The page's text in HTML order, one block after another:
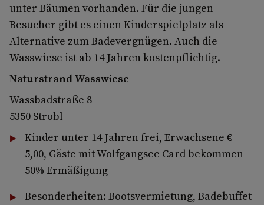
unter Bäumen vorhanden. Für die jungen
Besucher gibt es einen Kinderspielplatz als
Alternative zum Badevergnügen. Auch die
Wasswiese ist ab 14 Jahren kostenpflichtig.
Naturstrand Wasswiese
Wassbadstraße 8
5350 Strobl
Kinder unter 14 Jahren frei, Erwachsene €
5,00, Gäste mit Wolfgangsee Card bekommen
50% Ermäßigung
Besonderheiten: Bootsvermietung, Badebuffet